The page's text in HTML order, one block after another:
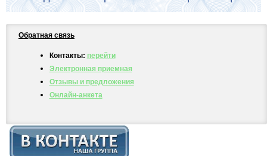
Обратная связь
Контакты: перейти
Электронная приемная
Отзывы и предложения
Онлайн-анкета